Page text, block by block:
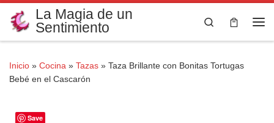
Saltar al contenido
La Magia de un
Sentimiento
Search
Inicio » Cocina » Tazas » Taza Brillante con Bonitas Tortugas
Bebé en el Cascarón
Save